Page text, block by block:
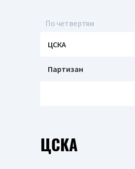
По четвертям
ЦСКА
Партизан
ЦСКА